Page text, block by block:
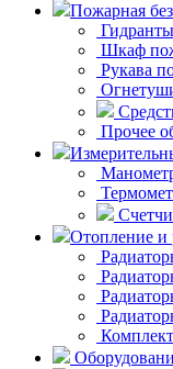
Пожарная
Шкаф
Рукава
Прочее
Отопление и